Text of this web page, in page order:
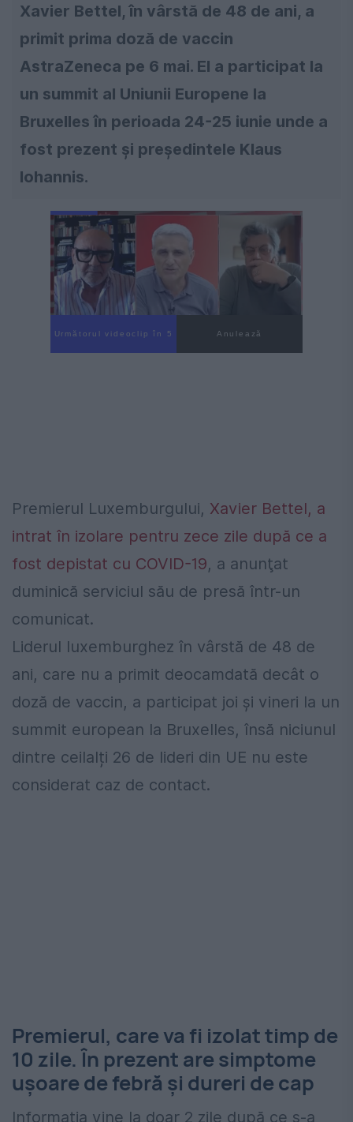
Xavier Bettel, în vârstă de 48 de ani, a
primit prima doză de vaccin
AstraZeneca pe 6 mai. El a participat la
un summit al Uniunii Europene la
Bruxelles în perioada 24-25 iunie unde a
fost prezent şi președintele Klaus
Iohannis.
Următorul videoclip în 4 Anulează
Premierul Luxemburgului, Xavier Bettel, a
intrat în izolare pentru zece zile după ce a
fost depistat cu COVID-19, a anunţat
duminică serviciul său de presă într-un
comunicat.
Liderul luxemburghez în vârstă de 48 de
ani, care nu a primit deocamdată decât o
doză de vaccin, a participat joi şi vineri la un
summit european la Bruxelles, însă niciunul
dintre ceilalți 26 de lideri din UE nu este
considerat caz de contact.
Premierul, care va fi izolat timp de
10 zile. În prezent are simptome
ușoare de febră și dureri de cap
Informația vine la doar 2 zile după ce s-a